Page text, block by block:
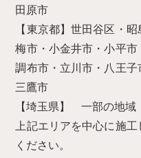
田原市
【東京都】世田谷区・
梅市・小金井市・小平市
調布市・立川市・八王子
三鷹市
【埼玉県】 一部の地域
上記エリアを中心に施
ください。